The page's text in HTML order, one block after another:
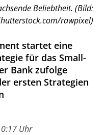
Beliebtheit. (Bild:
rawpixel)
startet eine
für das Small-
Bank zufolge
ersten Strategien
Uhr